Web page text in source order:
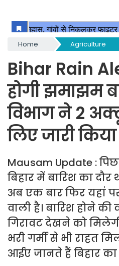
Home Agriculture
Bihar Rain
होगी झमाझम
विभाग ने 2
लिए जारी
Mausam Update :
बिहार में बारिश का
अब एक बार फिर यहां
वाली है। बारिश होने
गिरावट देखने को
भरी गर्मी से भी राहत
आईए जानते हैं बिहार